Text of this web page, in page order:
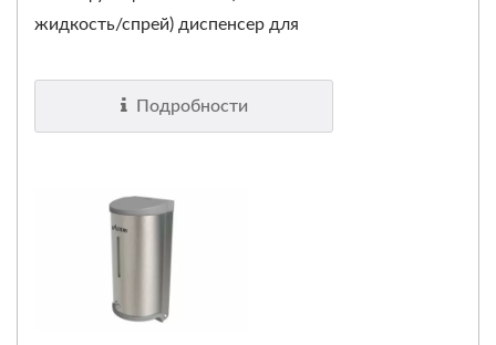
жидкость/спрей) диспенсер для
Подробности